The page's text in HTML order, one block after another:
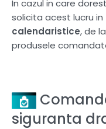
In cazul in care
solicita acest lucru
calendaristice, de
produsele
siguranta